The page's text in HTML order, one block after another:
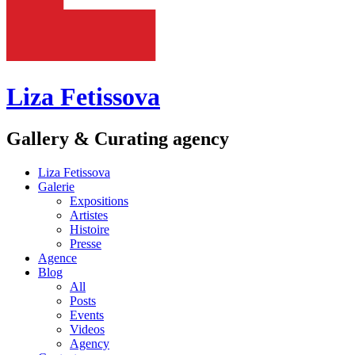
Liza Fetissova
Gallery & Curating agency
Liza Fetissova
Galerie
Expositions
Artistes
Histoire
Presse
Agence
Blog
All
Posts
Events
Videos
Agency